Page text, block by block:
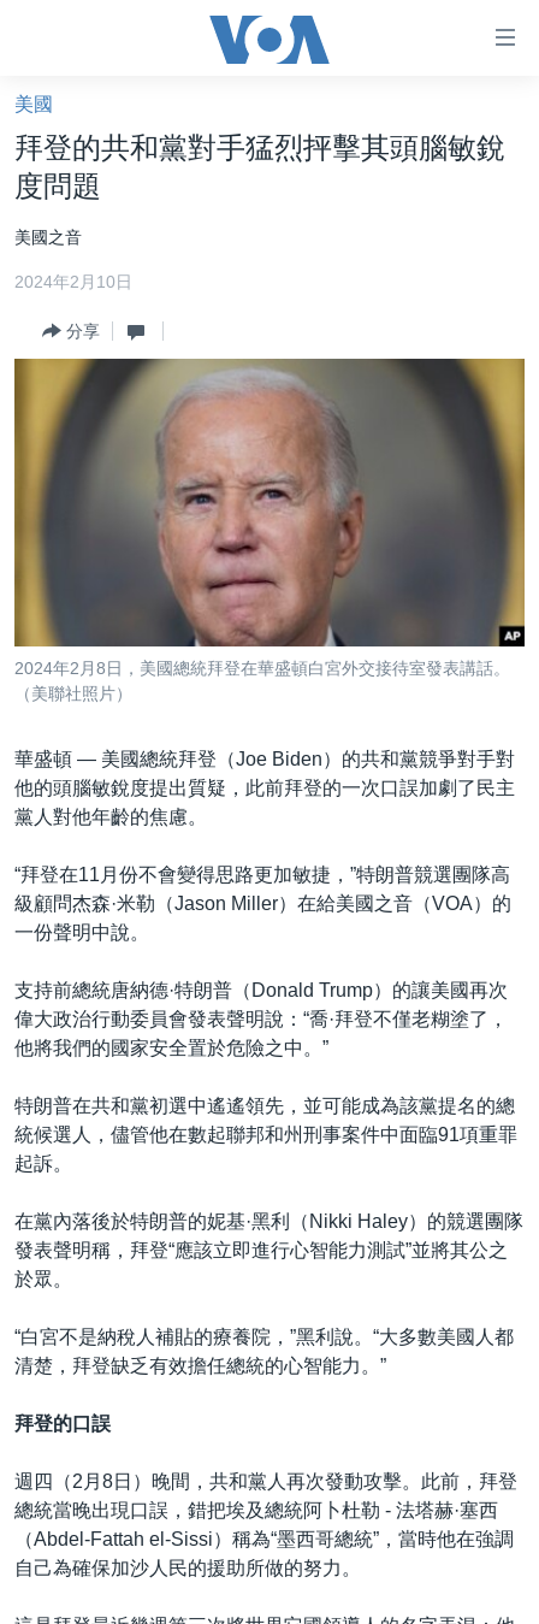
礙
鏈
接
跳
轉
內
美國大選2024
海外港人
新聞自由
揭謊頻道
視頻
每日視頻新聞
美國專訊
視頻存檔
YOUTUBE頻道
音頻
新聞音頻
海外港人
港人港心
美國透視
廣播節目表
國語
關注我們
其他語言網站
美國
拜登的共和黨對手猛烈抨擊其頭腦敏銳
度問題
美國之音
2024年2月10日
分享
2024年2月8日，美國總統拜登在華盛頓白宮外交接待室發表講話。
（美聯社照片）
華盛頓 — 美國總統拜登（Joe Biden）的共和黨競爭對手對
他的頭腦敏銳度提出質疑，此前拜登的一次口誤加劇了民主
黨人對他年齡的焦慮。
“拜登在11月份不會變得思路更加敏捷，”特朗普競選團隊高
級顧問杰森·米勒（Jason Miller）在給美國之音（VOA）的
一份聲明中說。
支持前總統唐納德·特朗普（Donald Trump）的讓美國再次
偉大政治行動委員會發表聲明說：“喬·拜登不僅老糊塗了，
他將我們的國家安全置於危險之中。”
特朗普在共和黨初選中遙遙領先，並可能成為該黨提名的總
統候選人，儘管他在數起聯邦和州刑事案件中面臨91項重罪
起訴。
在黨內落後於特朗普的妮基·黑利（Nikki Haley）的競選團隊
發表聲明稱，拜登“應該立即進行心智能力測試”並將其公之
於眾。
“白宮不是納稅人補貼的療養院，”黑利說。“大多數美國人都
清楚，拜登缺乏有效擔任總統的心智能力。”
拜登的口誤
週四（2月8日）晚間，共和黨人再次發動攻擊。此前，拜登
總統當晚出現口誤，錯把埃及總統阿卜杜勒 - 法塔赫·塞西
（Abdel-Fattah el-Sissi）稱為“墨西哥總統”，當時他在強調
自己為確保加沙人民的援助所做的努力。